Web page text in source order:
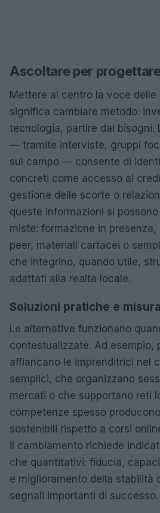
Ascoltare per
Mettere al centro la voce delle
significa cambiare metodo:
tecnologia, partire dai bisogni.
— tramite interviste, gruppi
sul campo — consente di
concreti come accesso al
gestione delle scorte o
queste informazioni si
miste: formazione in
peer, materiali cartacei o
che integrino, quando utile,
adattati alla realtà locale.
Soluzioni pratiche e
Le alternative funzionano
contestualizzate. Ad esempio,
affiancano le imprenditrici nel
semplici, che organizzano
mercati o che supportano reti
competenze spesso
sostenibili rispetto a corsi
il cambiamento richiede
che quantitativi: fiducia,
e miglioramento della stabilità
segnali importanti di successo.